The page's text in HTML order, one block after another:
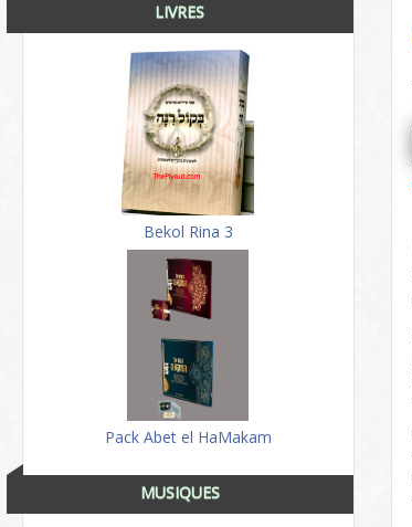
LIVRES
Bekol Rina 3
Pack Abet el HaMakam
MUSIQUES